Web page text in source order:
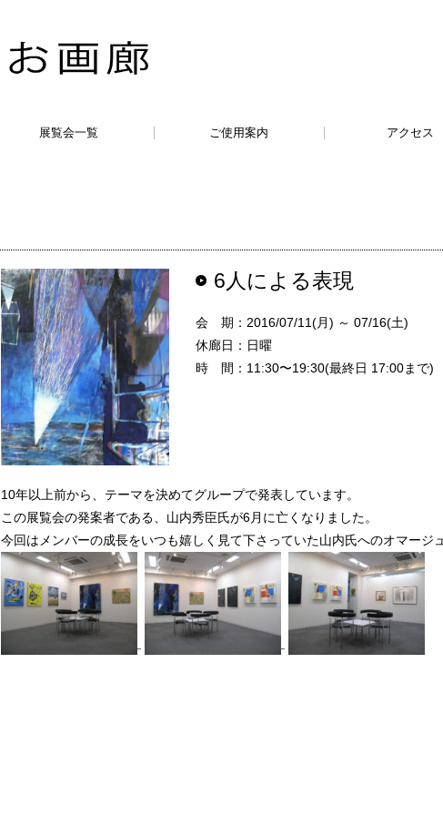
展覧会一覧 ご使用案内 アクセス
6人による表現
会 期：2016/07/11(月) ～ 07/16(土)
休廊日：日曜
時 間：11:30〜19:30(最終日 17:00まで)
10年以上前から、テーマを決めてグループで発表しています。
この展覧会の発案者である、山内秀臣氏が6月に亡くなりました。
今回はメンバーの成長をいつも嬉しく見て下さっていた山内氏へのオマージ